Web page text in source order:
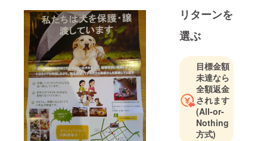
リターンを
選ぶ
目標金額
未達なら
全額返金
されます
(All-or-
Nothing
方式)